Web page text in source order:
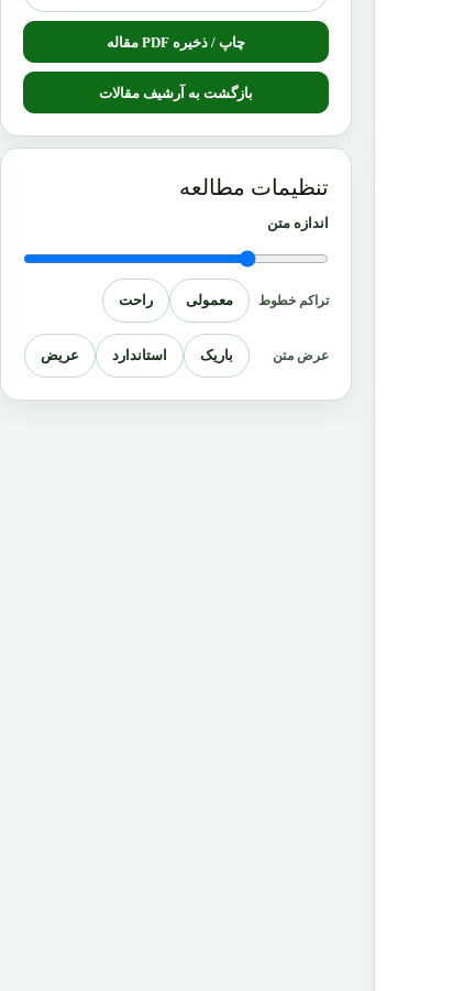
تنظیمات مطالعه
معمولی راحت
باریک استاندارد عریض